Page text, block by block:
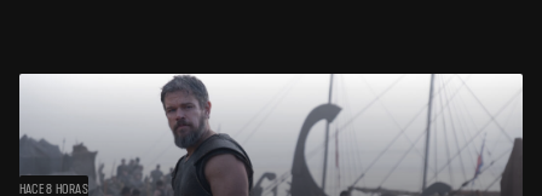
HACE 8 HORAS